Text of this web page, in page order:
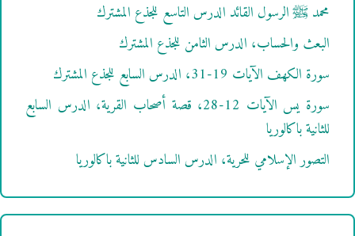
محمد ﷺ الرسول القائد الدرس التاسع للجذع المشترك
البعث والحساب، الدرس الثامن للجذع المشترك
سورة الكهف الآيات 19-31، الدرس السابع للجذع المشترك
سورة يس الآيات 12-28، قصة أصحاب القرية، الدرس السابع
للثانية باكالوريا
التصور الإسلامي للحرية، الدرس السادس للثانية باكالوريا